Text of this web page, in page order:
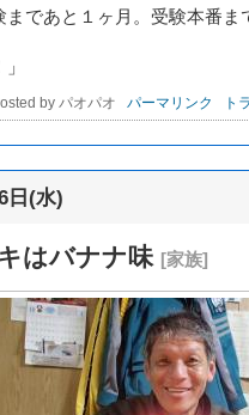
であと１ヶ月。受験本番ま
by パオパオ パーマリンク ト
日(水)
はバナナ味 [家族]